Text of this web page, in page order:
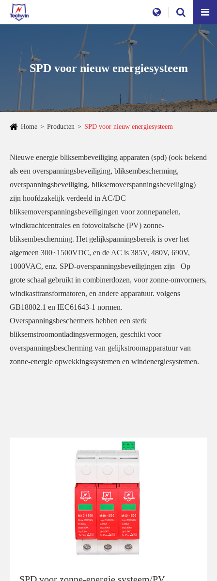
SPD voor nieuw energiesysteem
Home Producten SPD voor nieuw energiesysteem
Nieuwe energie bliksembeveiliging apparaten (spd) (ook bekend
als een overspanningsbeveiliging, bliksembescherming,
overspanningsbeveiliging, bliksemoverspanningsbeveiliging)
zijn hoofdzakelijk verdeeld in AC/DC
bliksemoverspanningsbeveiligingen voor zonnepanelen,
windkrachtcentrales en fotovoltaïsche (PV) zonne-
bliksembescherming. Het gelijkspanningsbereik is over het
algemeen 300~1500VDC, en de AC is 385V, 480V, 690V,
1000VAC, enz. SPD-overspanningsbeveiligingen zijn Op
grote schaal gebruikt in combinerdozen, voor zonne-omvormers,
windkasttransformatoren, en andere apparatuur. volgens
GB18802.1 en IEC61643-1 normen.
Overspanningsbeschermers hebben een sterk
bliksemstroomontladingsvermogen, geschikt voor
overspanningsbescherming van gelijkstroomapparatuur van
zonne-energie opwekkingssystemen en windenergiesystemen.